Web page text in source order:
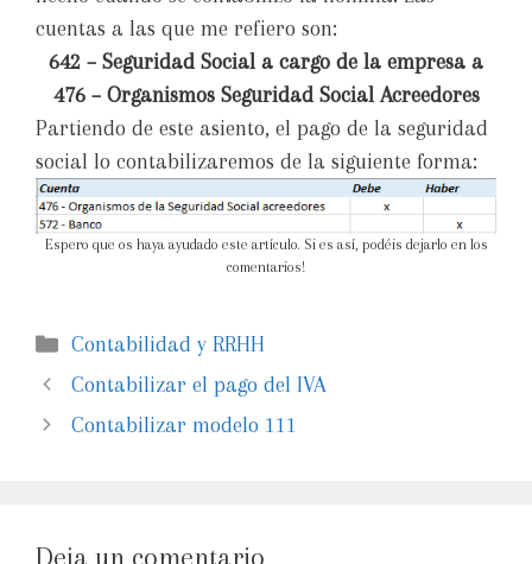
cuentas a las que me refiero son:
642 – Seguridad Social a cargo de la empresa a
476 – Organismos Seguridad Social Acreedores
Partiendo de este asiento, el pago de la seguridad
social lo contabilizaremos de la siguiente forma:
Espero que os haya ayudado este artículo. Si es así, podéis dejarlo en los
comentarios!
Contabilidad y RRHH
Contabilizar el pago del IVA
Contabilizar modelo 111
Deja un comentario